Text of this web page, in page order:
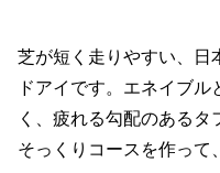
芝が短く走りやすい、日
ドアイです。エネイブ
く、疲れる勾配のある
そっくりコースを作って